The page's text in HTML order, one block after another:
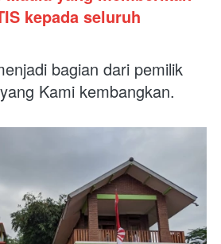
kepada seluruh
bagian dari pemilik
Kami kembangkan.